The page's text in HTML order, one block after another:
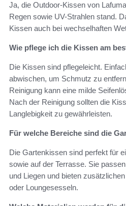
Ja, die Outdoor-Kissen von
Regen sowie UV-Strahlen stand.
Kissen auch bei wechselhaften
Wie pflege ich die Kissen am
Die Kissen sind pflegeleicht.
abwischen, um Schmutz zu
Reinigung kann eine milde
Nach der Reinigung sollten die
Langlebigkeit zu gewährleisten.
Für welche Bereiche sind die
Die Gartenkissen sind perfekt für
sowie auf der Terrasse. Sie
und Liegen und bieten
oder Loungesesseln.